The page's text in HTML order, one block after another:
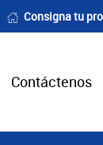
Consigna tu
Contáctenos